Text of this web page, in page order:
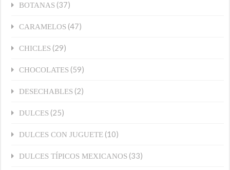
BOTANAS (37)
CARAMELOS (47)
CHICLES (29)
CHOCOLATES (59)
DESECHABLES (2)
DULCES (25)
DULCES CON JUGUETE (10)
DULCES TÍPICOS MEXICANOS (33)